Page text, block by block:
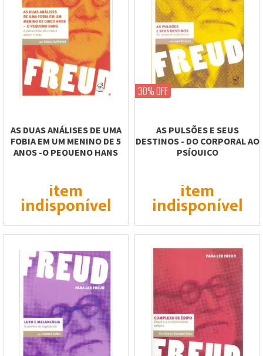
AS DUAS ANÁLISES DE UMA
FOBIA EM UM MENINO DE 5
ANOS -O PEQUENO HANS
item
indisponível
30% OFF
AS PULSÕES E SEUS
DESTINOS - DO CORPORAL AO
PSÍQUICO
item
indisponível